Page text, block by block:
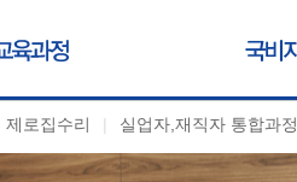
제로집수리 | 실업자,재직자 통합과정